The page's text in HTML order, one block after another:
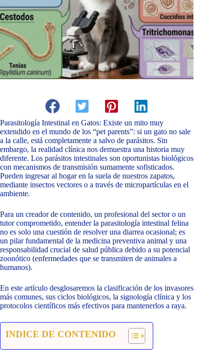
Parasitología Intestinal en Gatos: Existe un mito muy
extendido en el mundo de los “pet parents”: si un gato no sale
a la calle, está completamente a salvo de parásitos. Sin
embargo, la realidad clínica nos demuestra una historia muy
diferente. Los parásitos intestinales son oportunistas biológicos
con mecanismos de transmisión sumamente sofisticados.
Pueden ingresar al hogar en la suela de nuestros zapatos,
mediante insectos vectores o a través de micropartículas en el
ambiente.
Para un creador de contenido, un profesional del sector o un
tutor comprometido, entender la parasitología intestinal felina
no es solo una cuestión de resolver una diarrea ocasional; es
un pilar fundamental de la medicina preventiva animal y una
responsabilidad crucial de salud pública debido a su potencial
zoonótico (enfermedades que se transmiten de animales a
humanos).
En este artículo desglosaremos la clasificación de los invasores
más comunes, sus ciclos biológicos, la signología clínica y los
protocolos científicos más efectivos para mantenerlos a raya.
INDICE DE CONTENIDO